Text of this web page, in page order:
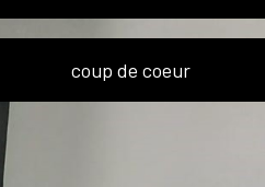
coup de coeur